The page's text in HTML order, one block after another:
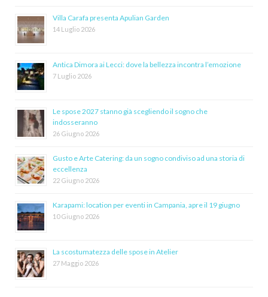
Villa Carafa presenta Apulian Garden
14 Luglio 2026
Antica Dimora ai Lecci: dove la bellezza incontra l’emozione
7 Luglio 2026
Le spose 2027 stanno già scegliendo il sogno che
indosseranno
26 Giugno 2026
Gusto e Arte Catering: da un sogno condiviso ad una storia di
eccellenza
22 Giugno 2026
Karapami: location per eventi in Campania, apre il 19 giugno
10 Giugno 2026
La scostumatezza delle spose in Atelier
27 Maggio 2026